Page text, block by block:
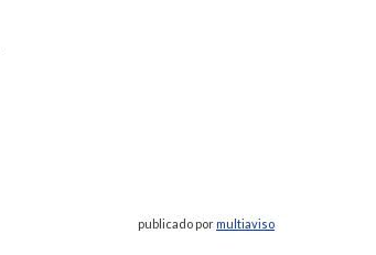
publicado pormultiaviso